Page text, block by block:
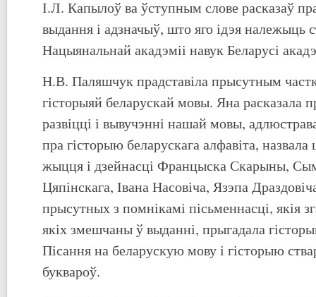
І.Л. Капылоў ва ўступным слове расказаў
выдання і адзначыў, што яго ідэя належыць
Нацыянальнай акадэміі навук Беларусі
Н.В. Паляшчук прадставіла прысутным
гісторыяй беларускай мовы. Яна расказала
развіцці і вывучэнні нашай мовы,
пра гісторыю беларускага алфавіта,
жыцця і дзейнасці Францыска Скарыны,
Цяпінскага, Івана Насовіча, Язэпа
прысутных з помнікамі пісьменнасці, якія
якіх змешчаны ў выданні, прыгадала
Пісання на беларускую мову і гісторыю
буквароў.